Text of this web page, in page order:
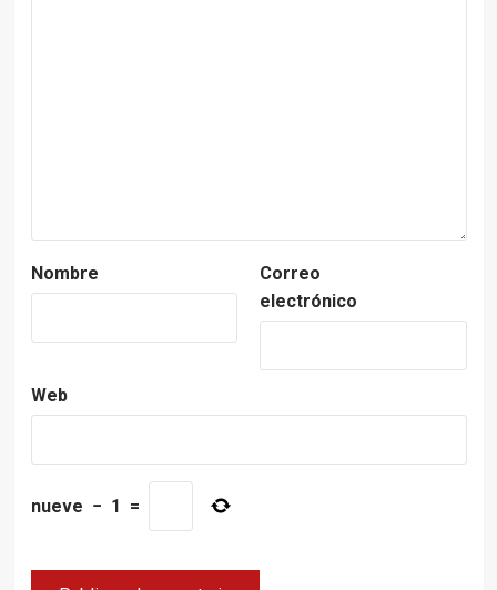
Nombre
Correo
electrónico
Web
nueve − 1 =